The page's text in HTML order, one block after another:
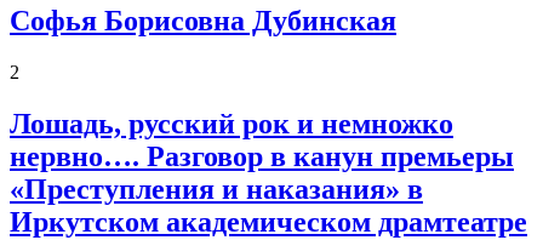
Софья Борисовна Дубинская
2
Лошадь, русский рок и немножко
нервно…. Разговор в канун премьеры
«Преступления и наказания» в
Иркутском академическом драмтеатре